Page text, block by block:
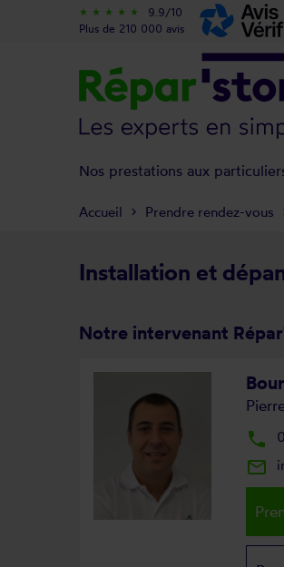
Installation et
Notre intervenant
local_phone
mail_outline
Accueil Prendre rendez-vous
star_rate star_rate star_rate star_rate star_rate
9.9/10
Plus de 210 000 avis
Nos prestations aux